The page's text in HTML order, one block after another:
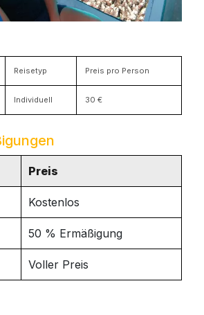
Reisetyp Preis pro Person
Individuell 30 €
Preis
Kostenlos
50 % Ermäßigung
Voller Preis